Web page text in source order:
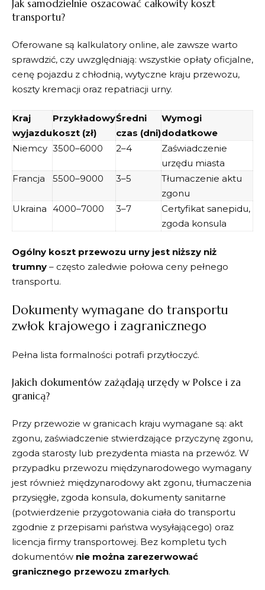
Jak samodzielnie oszacować całkowity koszt
transportu?
Oferowane są kalkulatory online, ale zawsze warto
sprawdzić, czy uwzględniają: wszystkie opłaty oficjalne,
cenę pojazdu z chłodnią, wytyczne kraju przewozu,
koszty kremacji oraz repatriacji urny.
Kraj
wyjazdu
Przykładowy
koszt (zł)
Średni
czas (dni)
Wymogi
dodatkowe
Niemcy 3500–6000 2–4
Zaświadczenie
urzędu miasta
Francja
5500–9000 3–5
Tłumaczenie aktu
zgonu
Ukraina 4000–7000 3–7
Certyfikat sanepidu,
zgoda konsula
Ogólny koszt przewozu urny jest niższy niż
trumny – często zaledwie połowa ceny pełnego
transportu.
Dokumenty wymagane do transportu
zwłok krajowego i zagranicznego
Pełna lista formalności potrafi przytłoczyć.
Jakich dokumentów zażądają urzędy w Polsce i za
granicą?
Przy przewozie w granicach kraju wymagane są: akt
zgonu, zaświadczenie stwierdzające przyczynę zgonu,
zgoda starosty lub prezydenta miasta na przewóz. W
przypadku przewozu międzynarodowego wymagany
jest również międzynarodowy akt zgonu, tłumaczenia
przysięgłe, zgoda konsula, dokumenty sanitarne
(potwierdzenie przygotowania ciała do transportu
zgodnie z przepisami państwa wysyłającego) oraz
licencja firmy transportowej. Bez kompletu tych
dokumentów nie można zarezerwować
granicznego przewozu zmarłych.